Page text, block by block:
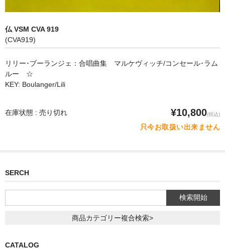
CD&BOOK
PICK UP
ORDER
CONTACT
仏 VSM CVA 919
(CVA919)
リリー･ブーランジェ：合唱曲集 マルケヴィッチ/コンセール･ラム
ルー ☆
KEY: Boulanger/Lili
在庫状態 : 売り切れ ¥10,800(税込)
只今お取扱い出来ません
SERCH
商品カテゴリー複合検索>
CATALOG